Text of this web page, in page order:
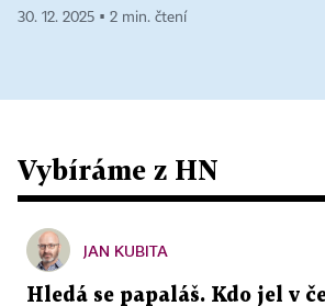
30. 12. 2025 ▪ 2 min. čtení
Vybíráme z HN
JAN KUBITA
Hledá se papaláš. Kdo jel v